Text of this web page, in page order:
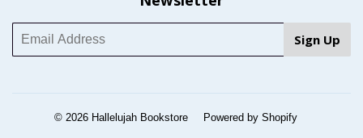
© 2026 Hallelujah Bookstore Powered by Shopify